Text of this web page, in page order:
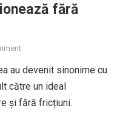
fără
au devenit sinonime cu
către un ideal
și fără fricțiuni.